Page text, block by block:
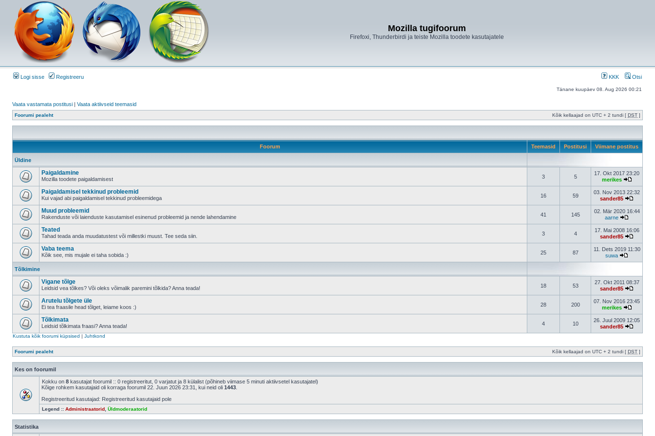
Mozilla tugifoorum
Firefoxi, Thunderbirdi ja teiste Mozilla toodete kasutajatele
Logi sisse Registreeru KKK Otsi
Tänane kuupäev 08. Aug 2026 00:21
Vaata vastamata postitusi | Vaata aktiivseid teemasid
Foorumi pealeht Kõik kellaajad on UTC + 2 tundi [ DST ]
Foorum Teemasid Postitusi Viimane postitus
Üldine
Paigaldamine
Mozilla toodete paigaldamisest 3 5
17. Okt 2017 23:20
merikes
Paigaldamisel tekkinud probleemid
Kui vajad abi paigaldamisel tekkinud probleemidega 16 59
03. Nov 2013 22:32
sander85
Muud probleemid
Rakenduste või laienduste kasutamisel esinenud probleemid ja nende lahendamine 41 145
02. Mär 2020 16:44
aarne
Teated
Tahad teada anda muudatustest või millestki muust. Tee seda siin. 3 4
17. Mai 2008 16:06
sander85
Vaba teema
Kõik see, mis mujale ei taha sobida :) 25 87
11. Dets 2019 11:30
suwa
Tõlkimine
Vigane tõlge
Leidsid vea tõlkes? Või oleks võimalik paremini tõlkida? Anna teada! 18 53
27. Okt 2011 08:37
sander85
Arutelu tõlgete üle
Ei tea fraasile head tõlget, leiame koos :) 28 200
07. Nov 2016 23:45
merikes
Tõlkimata
Leidsid tõlkimata fraasi? Anna teada! 4 10
26. Juul 2009 12:05
sander85
Kustuta kõik foorumi küpsised | Juhtkond
Foorumi pealeht Kõik kellaajad on UTC + 2 tundi [ DST ]
Kes on foorumil
Kokku on 8 kasutajat foorumil :: 0 registreeritut, 0 varjatut ja 8 külalist (põhineb viimase 5 minuti aktiivsetel kasutajatel)
Kõige rohkem kasutajaid oli korraga foorumil 22. Juun 2026 23:31, kui neid oli 1443
Registreeritud kasutajad: Registreeritud kasutajaid pole
Legend :: Administraatorid Üldmoderaatorid
Statistika